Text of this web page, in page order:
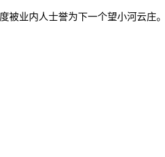
被业内人士誉为下一个望小河云庄